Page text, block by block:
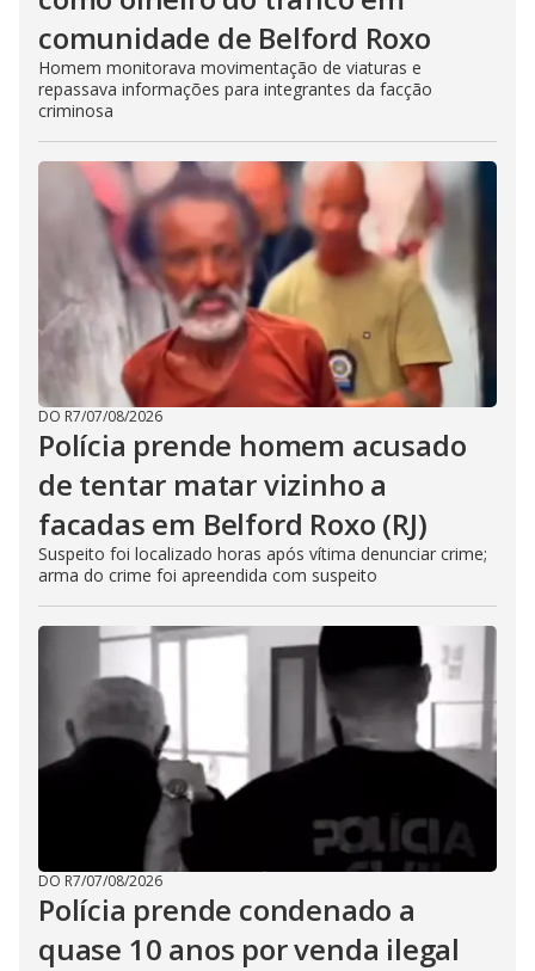
comunidade de Belford Roxo
Homem monitorava movimentação de viaturas e
repassava informações para integrantes da facção
criminosa
DO R7/07/08/2026
Polícia prende homem acusado
de tentar matar vizinho a
facadas em Belford Roxo (RJ)
Suspeito foi localizado horas após vítima denunciar crime;
arma do crime foi apreendida com suspeito
DO R7/07/08/2026
Polícia prende condenado a
quase 10 anos por venda ilegal